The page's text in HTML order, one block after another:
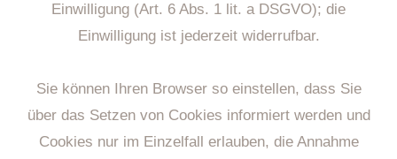
Einwilligung (Art. 6 Abs. 1 lit. a DSGVO); die
Einwilligung ist jederzeit widerrufbar.
Sie können Ihren Browser so einstellen, dass Sie
über das Setzen von Cookies informiert werden und
Cookies nur im Einzelfall erlauben, die Annahme